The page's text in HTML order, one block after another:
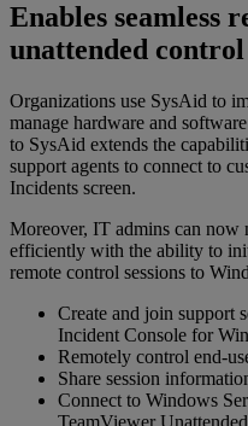
Enables seamless
unattended control
Organizations use SysAid to
manage hardware and
to SysAid extends the
support agents to connect to
Incidents screen.
Moreover, IT admins can now
efficiently with the ability to
remote control sessions to
Create and join support
Incident Console for
Remotely control end-
Share session
Connect to Windows
TeamViewer